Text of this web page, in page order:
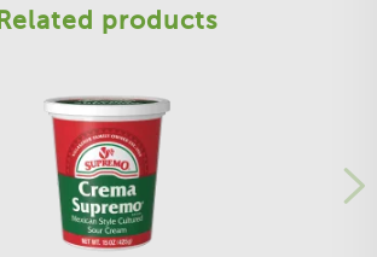
Related products